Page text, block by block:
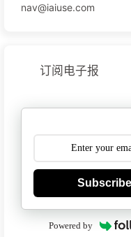
nav@iaiuse.com
订阅电子报
Subscribe
Powered by